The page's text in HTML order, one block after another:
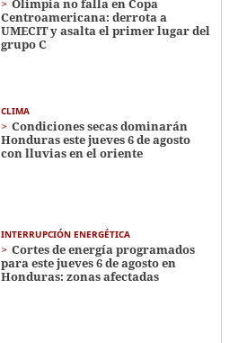
Centroamericana: derrota a
UMECIT y asalta el primer lugar del
grupo C
CLIMA
Condiciones secas dominarán
Honduras este jueves 6 de agosto
con lluvias en el oriente
INTERRUPCIÓN ENERGÉTICA
Cortes de energía programados
para este jueves 6 de agosto en
Honduras: zonas afectadas